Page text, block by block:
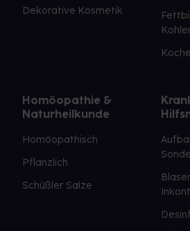
Dekorative Kosmetik
Homöopathie &
Naturheilkunde
Homöopathisch
Pflanzlich
Schüßler Salze